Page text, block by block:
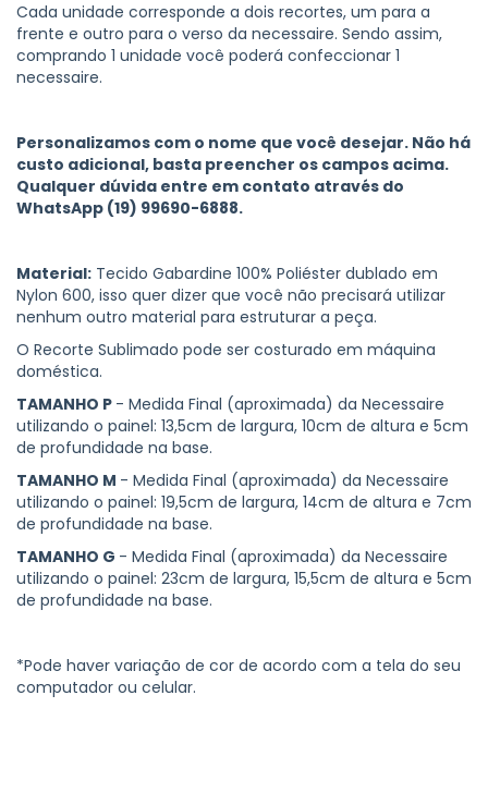
Cada unidade corresponde a dois recortes, um para a
frente e outro para o verso da necessaire. Sendo assim,
comprando 1 unidade você poderá confeccionar 1
necessaire.
Personalizamos com o nome que você desejar. Não há
custo adicional, basta preencher os campos acima.
Qualquer dúvida entre em contato através do
WhatsApp (19) 99690-6888.
Material: Tecido Gabardine 100% Poliéster dublado em
Nylon 600, isso quer dizer que você não precisará utilizar
nenhum outro material para estruturar a peça.
O Recorte Sublimado pode ser costurado em máquina
doméstica.
TAMANHO P - Medida Final (aproximada) da Necessaire
utilizando o painel: 13,5cm de largura, 10cm de altura e 5cm
de profundidade na base.
TAMANHO M - Medida Final (aproximada) da Necessaire
utilizando o painel: 19,5cm de largura, 14cm de altura e 7cm
de profundidade na base.
TAMANHO G - Medida Final (aproximada) da Necessaire
utilizando o painel: 23cm de largura, 15,5cm de altura e 5cm
de profundidade na base.
*Pode haver variação de cor de acordo com a tela do seu
computador ou celular.